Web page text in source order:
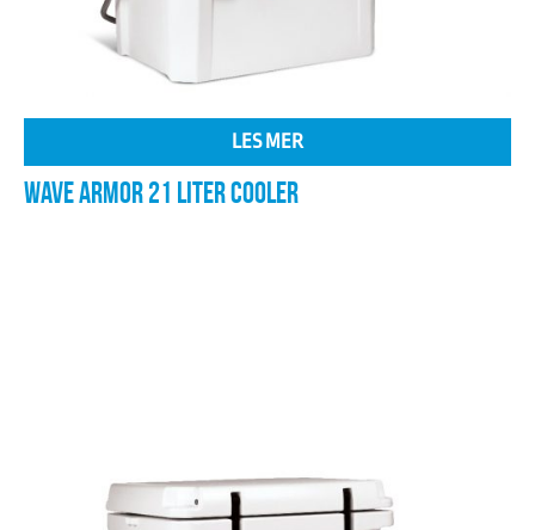
LES MER
WAVE ARMOR 21 LITER COOLER